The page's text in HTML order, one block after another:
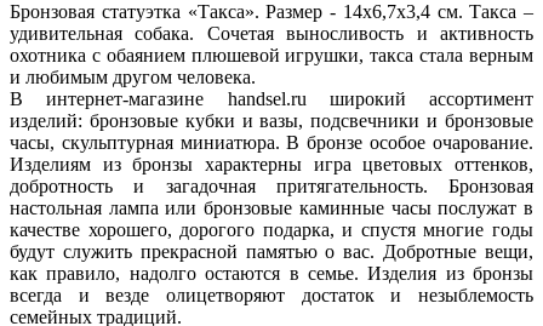
Бронзовая статуэтка «Такса». Размер - 14х6,7х3,4 см. Такса –
удивительная собака. Сочетая выносливость и активность
охотника с обаянием плюшевой игрушки, такса стала верным
и любимым другом человека.
В интернет-магазине handsel.ru широкий ассортимент
изделий: бронзовые кубки и вазы, подсвечники и бронзовые
часы, скульптурная миниатюра. В бронзе особое очарование.
Изделиям из бронзы характерны игра цветовых оттенков,
добротность и загадочная притягательность. Бронзовая
настольная лампа или бронзовые каминные часы послужат в
качестве хорошего, дорогого подарка, и спустя многие годы
будут служить прекрасной памятью о вас. Добротные вещи,
как правило, надолго остаются в семье. Изделия из бронзы
всегда и везде олицетворяют достаток и незыблемость
семейных традиций.